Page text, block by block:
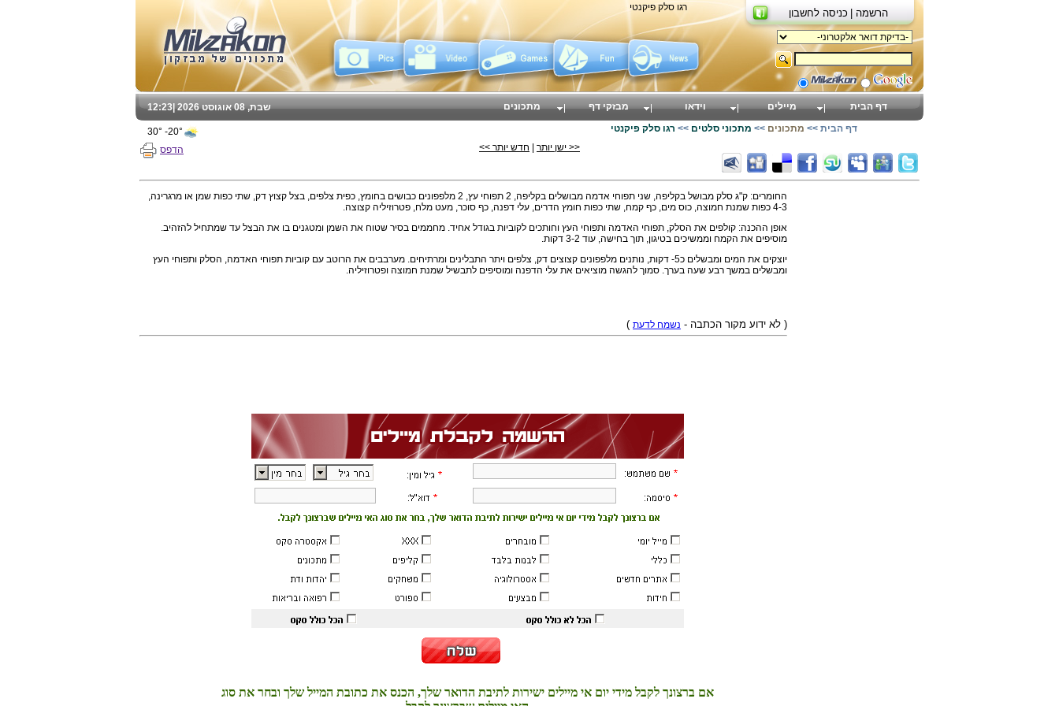
רגו סלק פיקנטי
<< ישן יותר חדש יותר >> הדפס
החומרים: ק"ג סלק מבושל בקליפה, שני תפוחי אדמה מבושלים בקליפה, 2 תפוחי עץ, 2 מלפפונים כבושים בחומץ, כפית צלפים, בצל קצוץ דק, שתי כפות שמן או מרגרינה,
4-3 כפות שמנת חמוצה, כוס מים, כף קמח, שתי כפות חומץ הדרים, עלי דפנה, כף סוכר, מעט מלח, פטרוזיליה קצוצה.
אופן ההכנה: קולפים את הסלק, תפוחי האדמה ותפוחי העץ וחותכים לקוביות בגודל אחיד. מחממים בסיר שטוח את השמן ומטגנים בו את הבצל עד שמתחיל להזהיב.
מוסיפים את הקמח וממשיכים בטיגון, תוך בחישה, עוד 3-2 דקות.
יוצקים את המים ומבשלים כ5- דקות, נותנים מלפפונים קצוצים דק, צלפים ויתר התבלינים ומרתיחים. מערבבים את הרוטב עם קוביות תפוחי האדמה, הסלק ותפוחי העץ
ומבשלים במשך רבע שעה בערך. סמוך להגשה מוציאים את עלי הדפנה ומוסיפים לתבשיל שמנת חמוצה ופטרוזיליה.
( לא ידוע מקור הכתבה - נשמח לדעת )
12:23 שבת, 08 אוגוסט 2026 | דף הבית מיילים וידאו מבזקי דף מתכונים
20°- 30° דף הבית >> מתכונים >> מתכוני סלטים >> רגו סלק פיקנטי
הרשמה | כניסה לחשבון